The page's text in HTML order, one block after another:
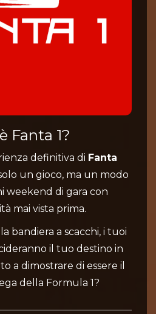
Fanta 1?
definitiva di Fanta
un gioco, ma un modo
weekend di gara con
mai vista prima.
bandiera a scacchi, i tuoi
il tuo destino in
a dimostrare di essere il
della Formula 1?